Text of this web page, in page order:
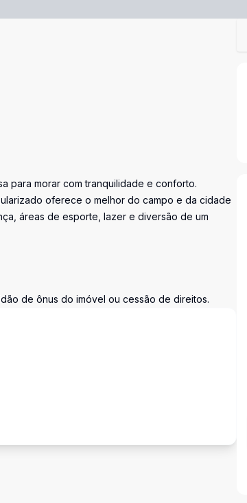
para morar com tranquilidade e conforto.
oferece o melhor do campo e da cidade
áreas de esporte, lazer e diversão de um
de ônus do imóvel ou cessão de direitos.